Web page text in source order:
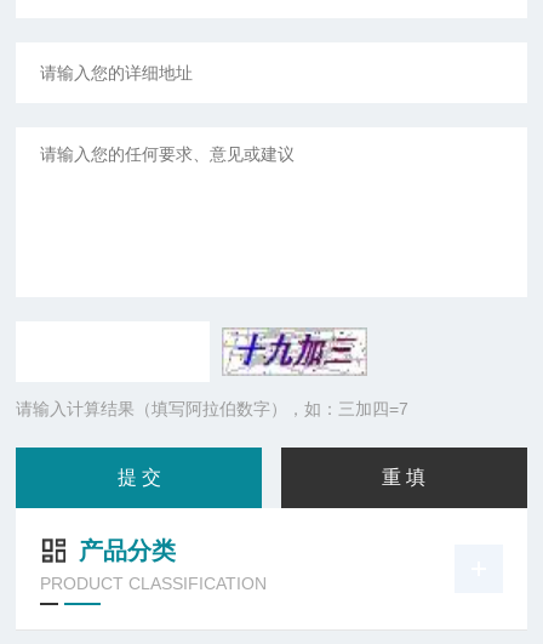
请输入计算结果（填写阿拉伯数字），如：三加四=7
产品分类
PRODUCT CLASSIFICATION